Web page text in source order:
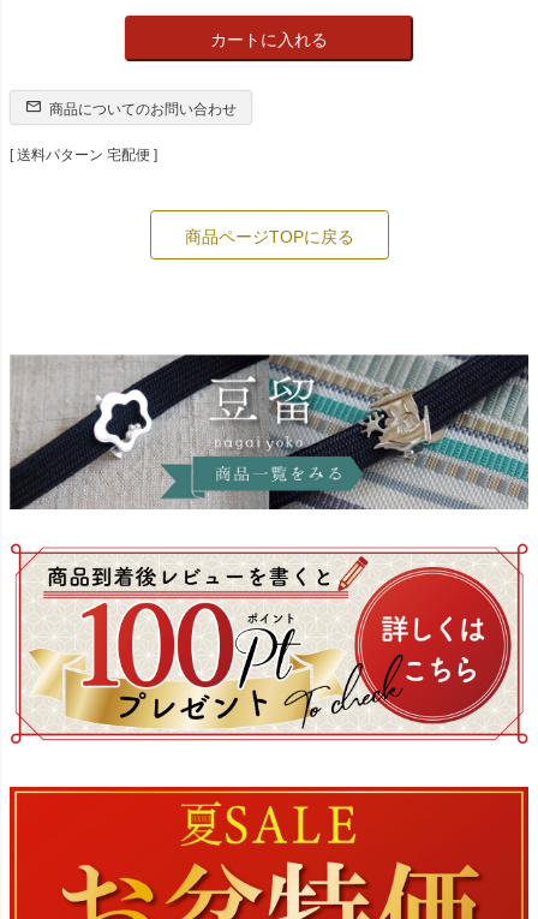
カートに入れる
商品についてのお問い合わせ
送料パターン 宅配便
商品ページTOPに戻る